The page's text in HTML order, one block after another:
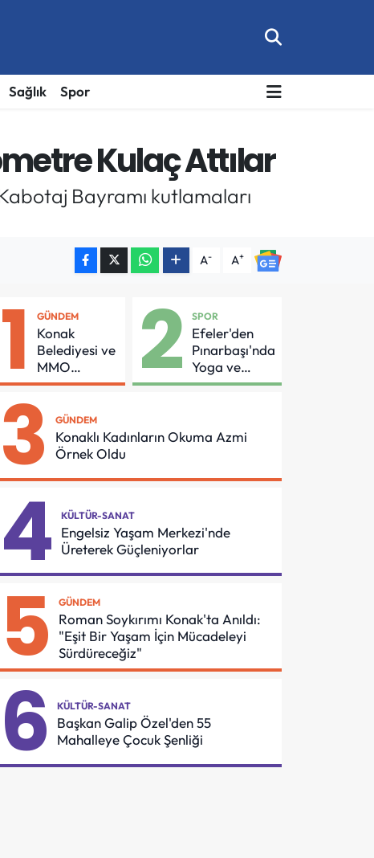
Sağlık Spor
Kulaç Attılar
Bayramı kutlamaları
A- A+
1 GÜNDEM
Konak
Belediyesi ve
MMO
Arasında
Güvenliği İçin
Önemli
Protokol
2 SPOR
Efeler'den
Pınarbaşı'nda
Yoga ve
Pilates
3 GÜNDEM
Konaklı Kadınların Okuma Azmi
Örnek Oldu
4 KÜLTÜR-SANAT
Engelsiz Yaşam Merkezi'nde
Üreterek Güçleniyorlar
5 GÜNDEM
Roman Soykırımı Konak'ta Anıldı:
"Eşit Bir Yaşam İçin Mücadeleyi
Sürdüreceğiz"
6 KÜLTÜR-SANAT
Başkan Galip Özel'den 55
Mahalleye Çocuk Şenliği